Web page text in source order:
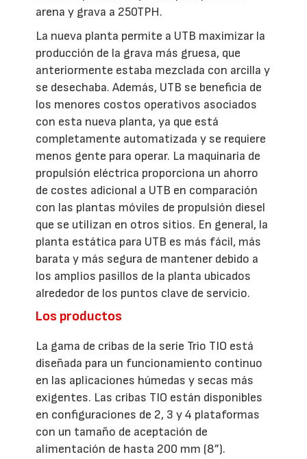
arena y grava a 250TPH.
La nueva planta permite a UTB maximizar la
producción de la grava más gruesa, que
anteriormente estaba mezclada con arcilla y
se desechaba. Además, UTB se beneficia de
los menores costos operativos asociados
con esta nueva planta, ya que está
completamente automatizada y se requiere
menos gente para operar. La maquinaria de
propulsión eléctrica proporciona un ahorro
de costes adicional a UTB en comparación
con las plantas móviles de propulsión diesel
que se utilizan en otros sitios. En general, la
planta estática para UTB es más fácil, más
barata y más segura de mantener debido a
los amplios pasillos de la planta ubicados
alrededor de los puntos clave de servicio.
Los productos
La gama de cribas de la serie Trio TIO está
diseñada para un funcionamiento continuo
en las aplicaciones húmedas y secas más
exigentes. Las cribas TIO están disponibles
en configuraciones de 2, 3 y 4 plataformas
con un tamaño de aceptación de
alimentación de hasta 200 mm (8”).